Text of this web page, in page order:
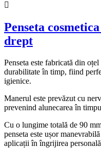

Penseta
drept
Penseta este fabricată din
durabilitate în timp, fiind
igienice.
Manerul este prevăzut cu
prevenind alunecarea în
Cu o lungime totală de 90
penseta este ușor
aplicații în îngrijirea